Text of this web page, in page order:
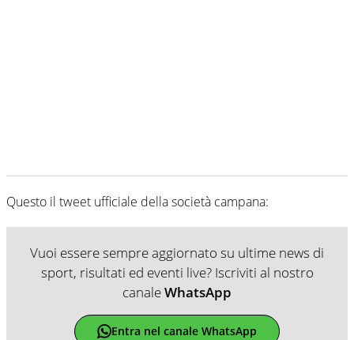
Questo il tweet ufficiale della società campana:
Vuoi essere sempre aggiornato su ultime news di
sport, risultati ed eventi live? Iscriviti al nostro
canaleWhatsApp
Entra nel canale WhatsApp